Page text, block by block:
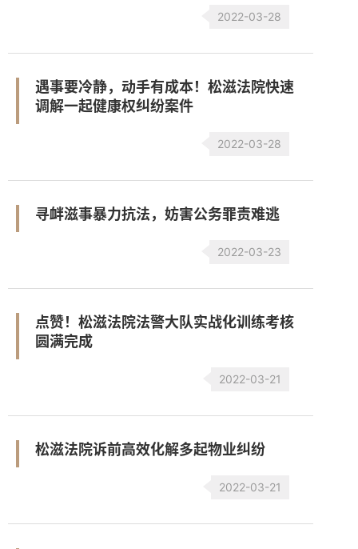
2022-03-28
遇事要冷静，动手有成本！松滋法院快速
调解一起健康权纠纷案件
2022-03-28
寻衅滋事暴力抗法，妨害公务罪责难逃
2022-03-23
点赞！松滋法院法警大队实战化训练考核
圆满完成
2022-03-21
松滋法院诉前高效化解多起物业纠纷
2022-03-21